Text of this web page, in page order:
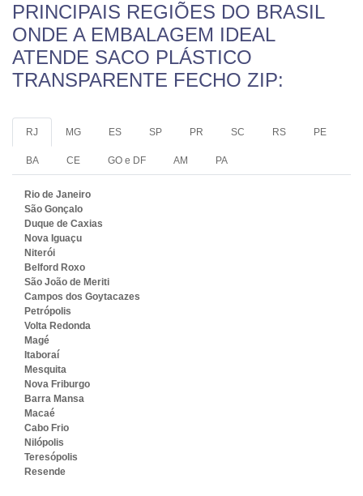
PRINCIPAIS REGIÕES DO BRASIL
ONDE A EMBALAGEM IDEAL
ATENDE SACO PLÁSTICO
TRANSPARENTE FECHO ZIP:
RJ MG ES SP PR SC RS PE
BA CE GO e DF AM PA
Rio de Janeiro
São Gonçalo
Duque de Caxias
Nova Iguaçu
Niterói
Belford Roxo
São João de Meriti
Campos dos Goytacazes
Petrópolis
Volta Redonda
Magé
Itaboraí
Mesquita
Nova Friburgo
Barra Mansa
Macaé
Cabo Frio
Nilópolis
Teresópolis
Resende